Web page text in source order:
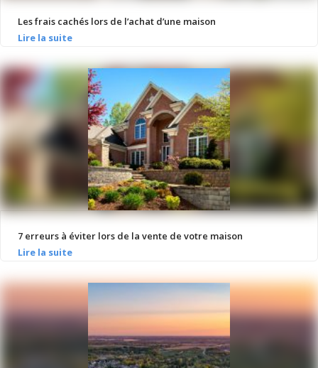
Les frais cachés lors de l’achat d’une maison
7 erreurs à éviter lors de la vente de votre maison